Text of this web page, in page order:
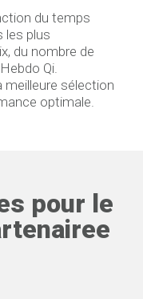
du temps
les plus
du nombre de
Qi.
sélection
optimale.
pour le